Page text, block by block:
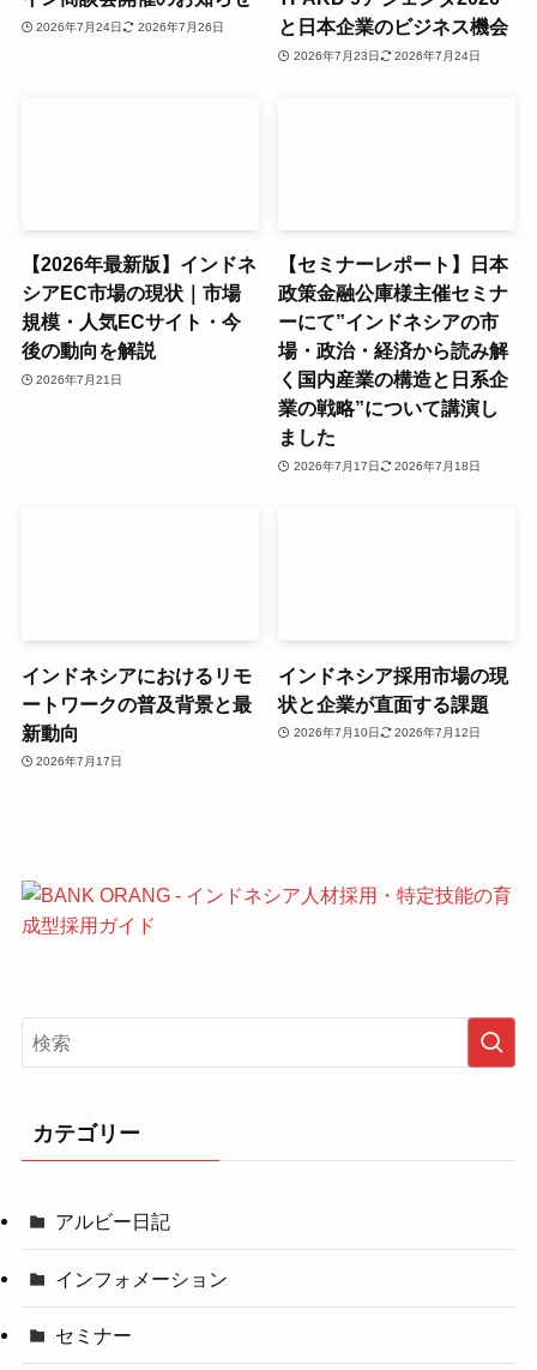
2026年7月24日 2026年7月26日
と日本企業のビジネス機会
2026年7月23日 2026年7月24日
【2026年最新版】インドネ
シアEC市場の現状｜市場
規模・人気ECサイト・今
後の動向を解説
2026年7月21日
【セミナーレポート】日本
政策金融公庫様主催セミナ
ーにて”インドネシアの市
場・政治・経済から読み解
く国内産業の構造と日系企
業の戦略”について講演し
ました
2026年7月17日 2026年7月18日
インドネシアにおけるリモ
ートワークの普及背景と最
新動向
2026年7月17日
インドネシア採用市場の現
状と企業が直面する課題
2026年7月10日 2026年7月12日
カテゴリー
アルビー日記
インフォメーション
セミナー